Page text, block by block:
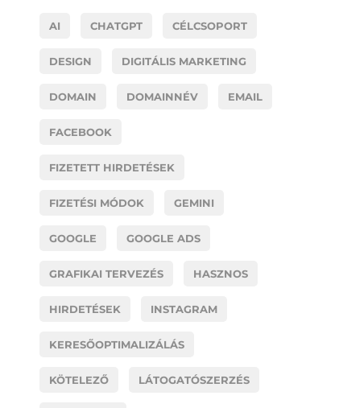
AI CHATGPT CÉLCSOPORT
DESIGN DIGITÁLIS MARKETING
DOMAIN DOMAINNÉV EMAIL
FACEBOOK
FIZETETT HIRDETÉSEK
FIZETÉSI MÓDOK GEMINI
GOOGLE GOOGLE ADS
GRAFIKAI TERVEZÉS HASZNOS
HIRDETÉSEK INSTAGRAM
KERESŐOPTIMALIZÁLÁS
KÖTELEZŐ LÁTOGATÓSZERZÉS